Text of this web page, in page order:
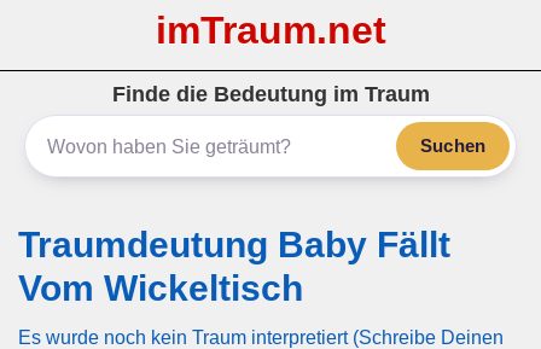
imTraum.net
Finde die Bedeutung im Traum
Suchen
Traumdeutung Baby Fällt
Vom Wickeltisch
Es wurde noch kein Traum interpretiert (Schreibe Deinen